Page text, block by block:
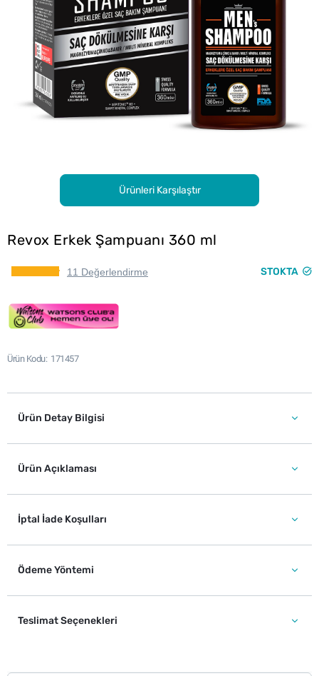
Ürünleri Karşılaştır
Revox Erkek Şampuanı 360 ml
11 Değerlendirme STOKTA
Ürün Kodu 171457
Ürün Detay Bilgisi
Ürün Açıklaması
İptal İade Koşulları
Ödeme Yöntemi
Teslimat Seçenekleri